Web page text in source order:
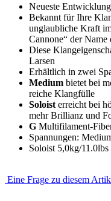
Neueste
Bekannt für Ihre
unglaubliche Kraft
Cannone“ der
Diese
Larsen
Erhältlich in zwei
Medium bietet bei
reiche Klangfülle
Soloist erreicht bei
mehr Brillianz und
G Multifilament-
Spannungen:
Soloist 5,0kg/11.0lbs
Eine Frage zu diesem